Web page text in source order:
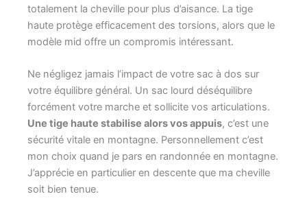
totalement la cheville pour plus d’aisance. La tige
haute protège efficacement des torsions, alors que le
modèle mid offre un compromis intéressant.
Ne négligez jamais l’impact de votre sac à dos sur
votre équilibre général. Un sac lourd déséquilibre
forcément votre marche et sollicite vos articulations.
Une tige haute stabilise alors vos appuis, c’est une
sécurité vitale en montagne. Personnellement c’est
mon choix quand je pars en randonnée en montagne.
J’apprécie en particulier en descente que ma cheville
soit bien tenue.